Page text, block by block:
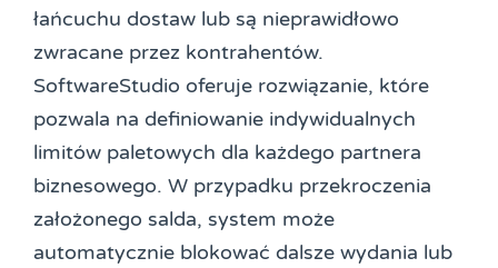
łańcuchu dostaw lub są nieprawidłowo
zwracane przez kontrahentów.
SoftwareStudio oferuje rozwiązanie, które
pozwala na definiowanie indywidualnych
limitów paletowych dla każdego partnera
biznesowego. W przypadku przekroczenia
założonego salda, system może
automatycznie blokować dalsze wydania lub